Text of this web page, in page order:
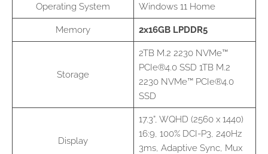
Operating System Windows 11 Home
Memory 2x16GB LPDDR5
Storage
2TB M.2 2230 NVMe™
PCIe®4.0 SSD 1TB M.2
2230 NVMe™ PCIe®4.0
SSD
Display
17.3”, WQHD (2560 x 1440)
16:9, 100% DCI-P3, 240Hz
3ms, Adaptive Sync, Mux